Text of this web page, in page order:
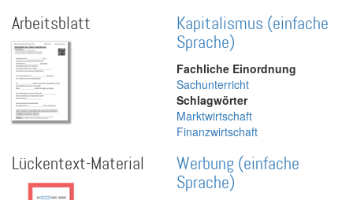
Arbeitsblatt
Kapitalismus (einfache
Sprache)
Fachliche Einordnung
Sachunterricht
Schlagwörter
Marktwirtschaft
Finanzwirtschaft
Lückentext-Material
Werbung (einfache
Sprache)